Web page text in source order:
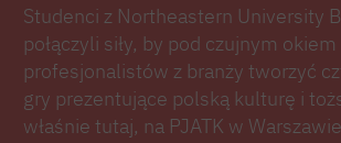
Studenci z Northeastern University
połączyli siły, by pod czujnym
profesjonalistów z branży tworzyć
gry prezentujące polską kulturę i
właśnie tutaj, na PJATK w